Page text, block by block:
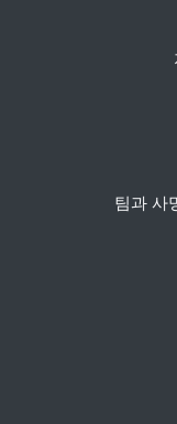
팀과 사